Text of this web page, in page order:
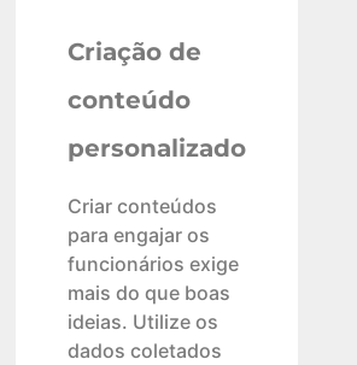
Criação de
conteúdo
personalizado
Criar conteúdos
para engajar os
funcionários exige
mais do que boas
ideias. Utilize os
dados coletados